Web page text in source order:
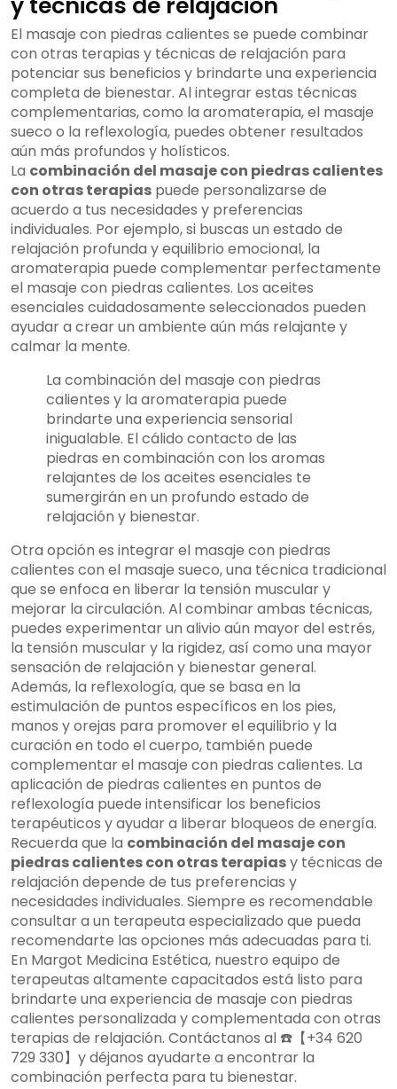
El masaje con piedras calientes se puede combinar
con otras terapias y técnicas de relajación para
potenciar sus beneficios y brindarte una experiencia
completa de bienestar. Al integrar estas técnicas
complementarias, como la aromaterapia, el masaje
sueco o la reflexología, puedes obtener resultados
aún más profundos y holísticos.
La combinación del masaje con piedras calientes
con otras terapias puede personalizarse de
acuerdo a tus necesidades y preferencias
individuales. Por ejemplo, si buscas un estado de
relajación profunda y equilibrio emocional, la
aromaterapia puede complementar perfectamente
el masaje con piedras calientes. Los aceites
esenciales cuidadosamente seleccionados pueden
ayudar a crear un ambiente aún más relajante y
calmar la mente.
La combinación del masaje con piedras
calientes y la aromaterapia puede
brindarte una experiencia sensorial
inigualable. El cálido contacto de las
piedras en combinación con los aromas
relajantes de los aceites esenciales te
sumergirán en un profundo estado de
relajación y bienestar.
Otra opción es integrar el masaje con piedras
calientes con el masaje sueco, una técnica tradicional
que se enfoca en liberar la tensión muscular y
mejorar la circulación. Al combinar ambas técnicas,
puedes experimentar un alivio aún mayor del estrés,
la tensión muscular y la rigidez, así como una mayor
sensación de relajación y bienestar general.
Además, la reflexología, que se basa en la
estimulación de puntos específicos en los pies,
manos y orejas para promover el equilibrio y la
curación en todo el cuerpo, también puede
complementar el masaje con piedras calientes. La
aplicación de piedras calientes en puntos de
reflexología puede intensificar los beneficios
terapéuticos y ayudar a liberar bloqueos de energía.
Recuerda que la combinación del masaje con
piedras calientes con otras terapiasy técnicas de
relajación depende de tus preferencias y
necesidades individuales. Siempre es recomendable
consultar a un terapeuta especializado que pueda
recomendarte las opciones más adecuadas para ti.
En Margot Medicina Estética, nuestro equipo de
terapeutas altamente capacitados está listo para
brindarte una experiencia de masaje con piedras
calientes personalizada y complementada con otras
terapias de relajación. Contáctanos al ☎️【+34 620
729 330】y déjanos ayudarte a encontrar la
combinación perfecta para tu bienestar.